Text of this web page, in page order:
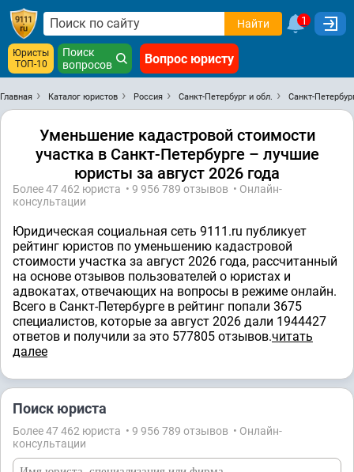
Найти 1
Юристы
ТОП-10
Поиск
вопросов
Вопрос юристу
Главная Каталог юристов Россия Санкт-Петербург и обл. Санкт-
Уменьшение кадастровой стоимости
участка в Санкт-Петербурге – лучшие
юристы за август 2026 года
Более 47 462 юристa • 9 956 789 отзывов • Онлайн-
консультации
Юридическая социальная сеть 9111.ru публикует
рейтинг юристов по уменьшению кадастровой
стоимости участка за август 2026 года, рассчитанный
на основе отзывов пользователей о юристах и
адвокатах, отвечающих на вопросы в режиме онлайн.
Всего в Санкт-Петербурге в рейтинг попали 3675
специалистов, которые за август 2026 дали 1944427
ответов и получили за это 577805 отзывов.читать
далее
Поиск юриста
Более 47 462 юристa • 9 956 789 отзывов • Онлайн-
консультации